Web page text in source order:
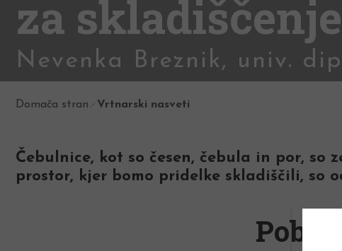
za skladiščenje
Nevenka Breznik, univ.
Domača stran Vrtnarski nasveti
Čebulnice, kot so česen, čebula in por,
prostor, kjer bomo pridelke skladiščili, so